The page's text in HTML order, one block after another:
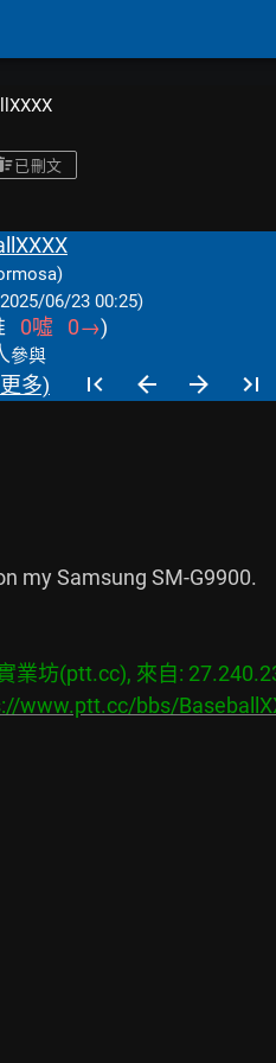
已刪文
06/23 00:25)
0噓 0→)
參與
多)
my Samsung SM-G9900.
業坊(ptt.cc), 來自:
www.ptt.cc/bbs/